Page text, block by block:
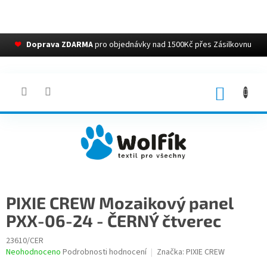
❤ Doprava ZDARMApro objednávky nad 1500Kč přes Zásilkovnu
PIXIE CREW Mozaikový panel
PXX-06-24 - ČERNÝ čtverec
23610/CER
Průměrné
Neohodnoceno Podrobnosti hodnocení Značka: PIXIE CREW